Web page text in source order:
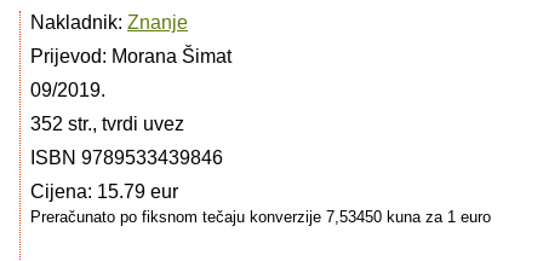
Nakladnik: Znanje
Prijevod: Morana Šimat
09/2019.
352 str., tvrdi uvez
ISBN 9789533439846
Cijena: 15.79 eur
Preračunato po fiksnom tečaju konverzije 7,53450 kuna za 1 euro